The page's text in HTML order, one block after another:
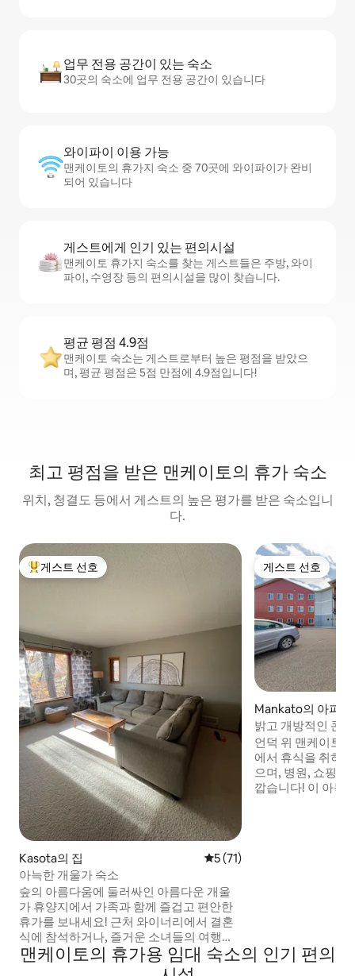
업무 전용 공간이 있는 숙소
30곳의 숙소에 업무 전용 공간이 있습니다
와이파이 이용 가능
맨케이토의 휴가지 숙소 중 70곳에 와이파이가 완비
되어 있습니다
게스트에게 인기 있는 편의시설
맨케이토 휴가지 숙소를 찾는 게스트들은 주방, 와이
파이, 수영장 등의 편의시설을 많이 찾습니다.
평균 평점 4.9점
맨케이토 숙소는 게스트로부터 높은 평점을 받았으
며, 평균 평점은 5점 만점에 4.9점입니다!
최고 평점을 받은 맨케이토의 휴가 숙소
위치, 청결도 등에서 게스트의 높은 평가를 받은 숙소입니
다.
상위 게스트 선호
게스트 선호
Kasota의 집 평점 5점(5점 만점), 후기 71
5 (71)
아늑한 개울가 숙소
숲의 아름다움에 둘러싸인 아름다운 개울
가 휴양지에서 가족과 함께 즐겁고 편안한
휴가를 보내세요! 근처 와이너리에서 결혼
식에 참석하거나, 즐거운 소녀들의 여행을
즐기거나, 평화로운 휴가를 즐기기에 완벽
한 장소입니다. 찬카스카 크릭 랜치
게스트 선호
게스트 선호
Mankato의 아파트
밝고 개방적인 콘
개/욕실 2개
언덕 위 맨케이토
에서 휴식을 취하세요. 중심부에 위
으며, 병원, 쇼핑몰
깝습니다! 이 아늑한 숙소에는 침실 2개, 워
맨케이토의 휴가용 임대 숙소의 인기 편의